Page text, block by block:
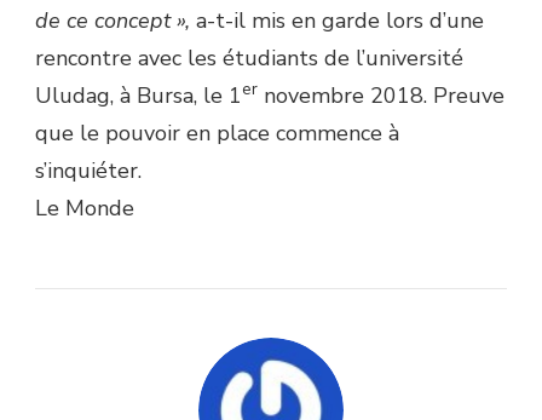
de ce concept », a-t-il mis en garde lors d’une
rencontre avec les étudiants de l’université
Uludag, à Bursa, le 1er novembre 2018. Preuve
que le pouvoir en place commence à
s’inquiéter.
Le Monde